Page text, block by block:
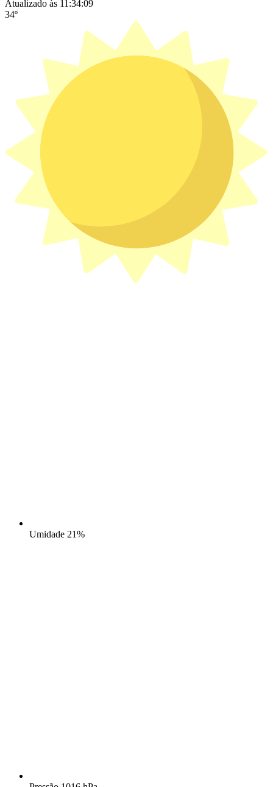
Atualizado às 11:34:09
34º
Umidade 21%